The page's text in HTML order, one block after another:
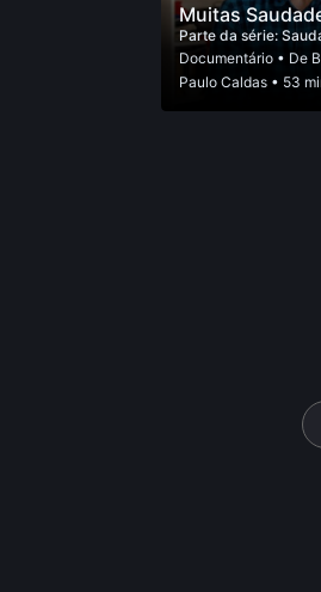
Muitas
Parte da série:
Documentário• De
Paulo Caldas• 53